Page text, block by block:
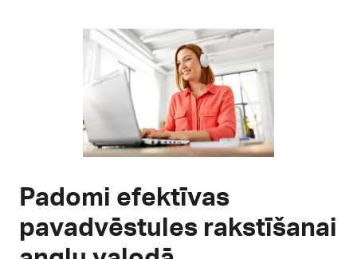
Padomi efektīvas
pavadvēstules rakstīšanai